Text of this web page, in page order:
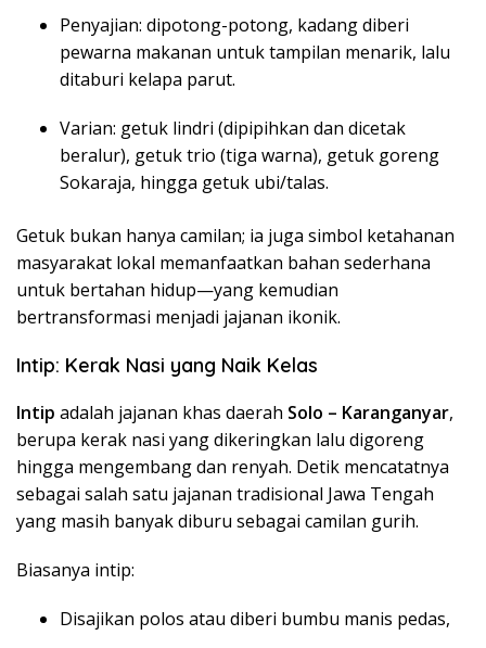
Penyajian: dipotong-potong, kadang diberi
pewarna makanan untuk tampilan menarik, lalu
ditaburi kelapa parut.
Varian: getuk lindri (dipipihkan dan dicetak
beralur), getuk trio (tiga warna), getuk goreng
Sokaraja, hingga getuk ubi/talas.
Getuk bukan hanya camilan; ia juga simbol ketahanan
masyarakat lokal memanfaatkan bahan sederhana
untuk bertahan hidup—yang kemudian
bertransformasi menjadi jajanan ikonik.
Intip: Kerak Nasi yang Naik Kelas
Intip adalah jajanan khas daerah Solo – Karanganyar,
berupa kerak nasi yang dikeringkan lalu digoreng
hingga mengembang dan renyah. Detik mencatatnya
sebagai salah satu jajanan tradisional Jawa Tengah
yang masih banyak diburu sebagai camilan gurih.
Biasanya intip:
Disajikan polos atau diberi bumbu manis pedas,